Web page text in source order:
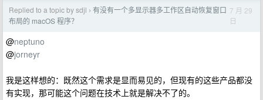
Replied to a topic by sdjl › 有没有一个多显示器多工作区自动恢复窗口
布局的 macOS 程序？
7 月 29
日
@neptuno
@jorneyr
我是这样想的：既然这个需求是显而易见的，但现有的这些产品都没
有实现，那可能这个问题在技术上就是解决不了的。